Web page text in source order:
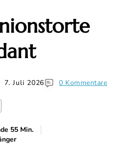
7. Juli 2026 0 Kommentare
55 Min.